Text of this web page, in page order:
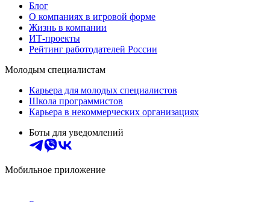
Блог
О компаниях в игровой форме
Жизнь в компании
ИТ-проекты
Рейтинг работодателей России
Молодым специалистам
Карьера для молодых специалистов
Школа программистов
Карьера в некоммерческих организациях
Боты для уведомлений
Мобильное приложение